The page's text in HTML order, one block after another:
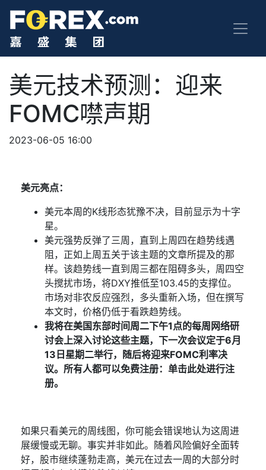
美元技术预测：迎来
FOMC噤声期
2023-06-05 16:00
美元亮点：
美元本周的K线形态犹豫不决，目前显示为十字
星。
美元强势反弹了三周，直到上周四在趋势线遇
阻， 正如上周五关于该主题的文章所提及的那
样。该趋势线一直到周三都在阻碍多头，周四空
头搅扰市场，将DXY推低至103.45的支撑位。
市场对非农反应强烈，多头重新入场，但在撰写
本文时，价格仍低于看跌趋势线。
我将在美国东部时间周二下午1点的每周网络研
讨会上深入讨论这些主题，下一次会议定于6月
13 日星期二举行，随后将迎来FOMC利率决
议。所有人都可以免费注册： 单击此处进行注
册。
如果只看美元的周线图，你可能会错误地认为这周进
展缓慢或无聊。事实并非如此。随着风险偏好全面转
好，股市继续蓬勃走高，美元在过去一周的大部分时